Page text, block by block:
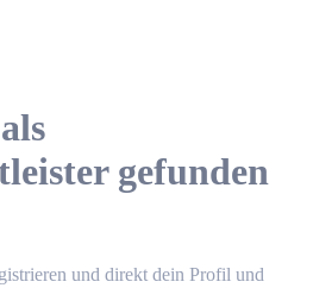
gefunden
und direkt dein Profil und